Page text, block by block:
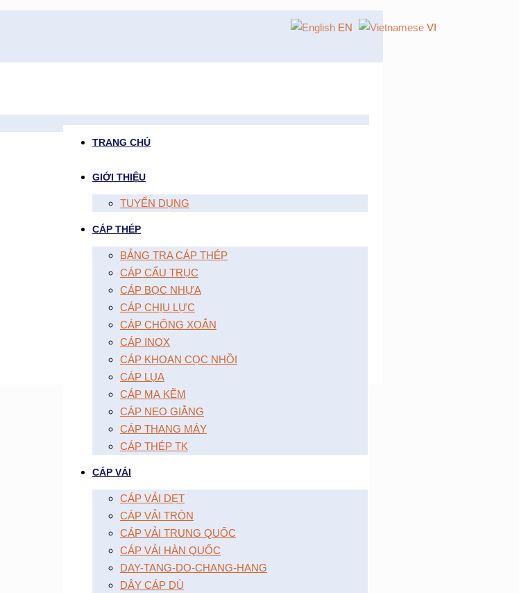
TRANG CHỦ
GIỚI THIỆU
TUYỂN DỤNG
CÁP THÉP
BẢNG TRA CÁP THÉP
CÁP CẨU TRỤC
CÁP BỌC NHỰA
CÁP CHỊU LỰC
CÁP CHỐNG XOẮN
CÁP INOX
CÁP KHOAN CỌC NHỒI
CÁP LỤA
CÁP MẠ KẼM
CÁP NEO GIẰNG
CÁP THANG MÁY
CÁP THÉP TK
CÁP VẢI
CÁP VẢI DẸT
CÁP VẢI TRÒN
CÁP VẢI TRUNG QUỐC
CÁP VẢI HÀN QUỐC
DAY-TANG-DO-CHANG-HANG
DÂY CÁP DÙ
EN VI